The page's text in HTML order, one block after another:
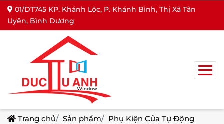
01/DT745 KP. Khánh Lộc, P. Khánh Bình, Thị Xã Tân
Uyên, Bình Dương
Trang chủ Sản phẩm
Phụ Kiện Cửa Tự Động